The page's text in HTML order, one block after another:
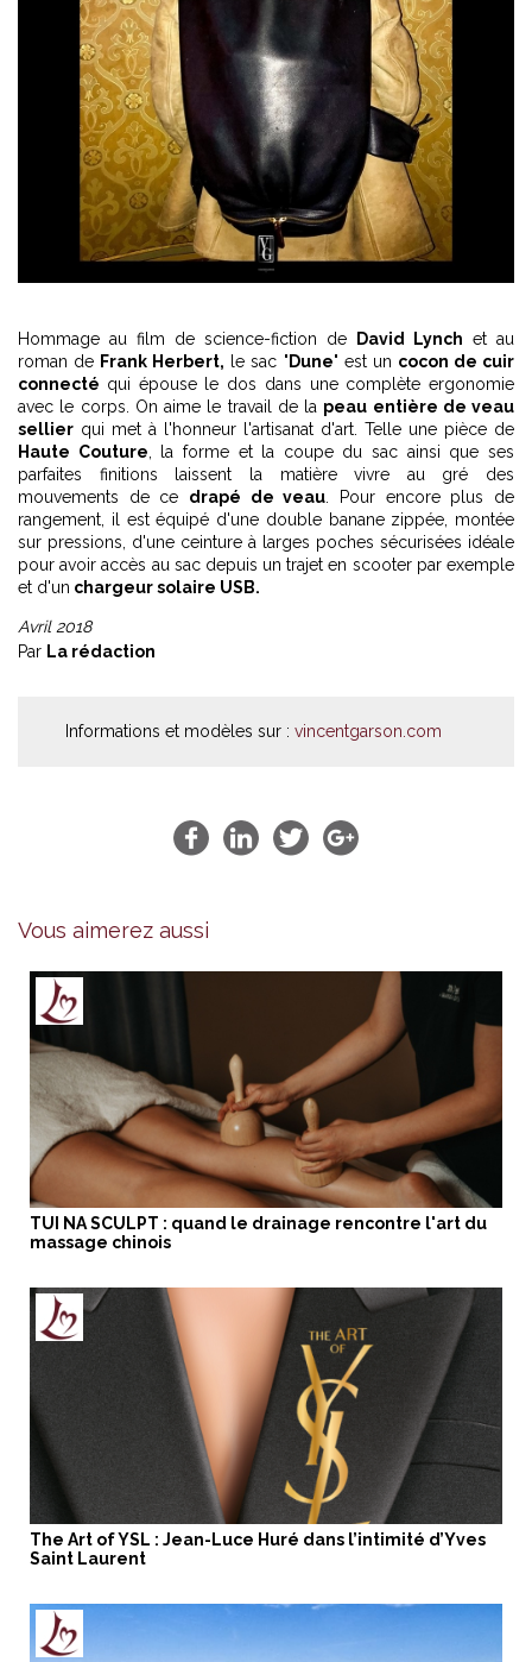
Hommage au film de science-fiction de David Lynch et au
roman de Frank Herbert, le sac " Dune" est un cocon de cuir
connecté qui épouse le dos dans une complète ergonomie
avec le corps. On aime le travail de la peau entière de veau
sellier qui met à l'honneur l'artisanat d'art. Telle une pièce de
Haute Couture , la forme et la coupe du sac ainsi que ses
parfaites finitions laissent la matière vivre au gré des
mouvements de ce drapé de veau . Pour encore plus de
rangement, il est équipé d'une double banane zippée, montée
sur pressions, d'une ceinture à larges poches sécurisées idéale
pour avoir accès au sac depuis un trajet en scooter par exemple
et d'un chargeur solaire USB.
Avril 2018
Par La rédaction
Informations et modèles sur : vincentgarson.com
Vous aimerez aussi
TUI NA SCULPT : quand le drainage rencontre l'art du
massage chinois
The Art of YSL : Jean-Luce Huré dans l’intimité d’Yves
Saint Laurent